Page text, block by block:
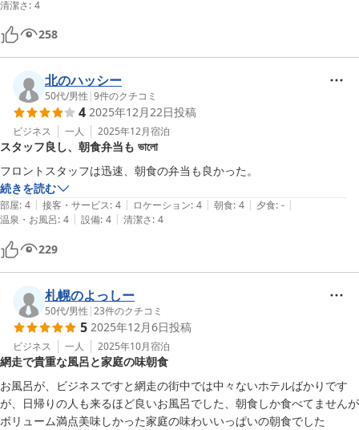
清潔さ: 4
258
北のハッシー
50代/男性 |9件のクチコミ
4 2025年12月22日投稿
ビジネス 一人 2025年12月宿泊
スタッフ良し、朝食弁当も ভালো
続きを読む
部屋: 4 | 接客・サービス: 4 | ロケーション: 4 | 朝食: 4 | 夕食: - |
温泉・お風呂: 4 | 設備: 4 | 清潔さ: 4
229
札幌のよっしー
50代/男性 |23件のクチコミ
5 2025年12月6日投稿
ビジネス 一人 2025年10月宿泊
網走で貴重な風呂と家庭の味朝食
お風呂が、ビジネスですと網走の街中では中々ないホテルばかりです
が、日帰りの人も来るほど良いお風呂でした、朝食しか食べてませんが
ボリューム満点美味しかった家庭の味わいいっぱいの朝食でした